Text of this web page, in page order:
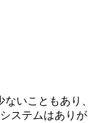
いこともあり、
ステムはありが